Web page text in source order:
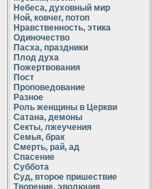
Небеса, духовный мир
Ной, ковчег, потоп
Нравственность, этика
Одиночество
Пасха, праздники
Плод духа
Пожертвования
Пост
Проповедование
Разное
Роль женщины в Церкви
Сатана, демоны
Секты, лжеучения
Семья, брак
Смерть, рай, ад
Спасение
Суббота
Суд, второе пришествие
Творение, эволюция